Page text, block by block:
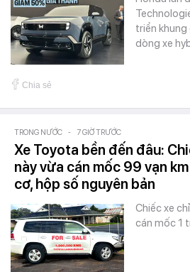
triển
dòng xe
Chia sẻ
TRONG NƯỚC - 7 GIỜ TRƯỚC
Xe Toyota bền đến đâu:
này vừa cán mốc 99 vạn
cơ, hộp số nguyên bản
Chiếc xe
cán mốc 1